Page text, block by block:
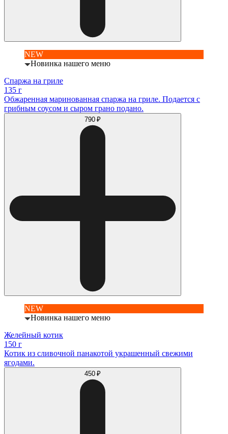
NEW
Новинка нашего меню
Спаржа на гриле
135 г
Обжаренная маринованная спаржа на гриле. Подается с
грибным соусом и сыром грано подано.
790 ₽
NEW
Новинка нашего меню
Желейный котик
150 г
Котик из сливочной панакотой украшенный свежими
ягодами.
450 ₽